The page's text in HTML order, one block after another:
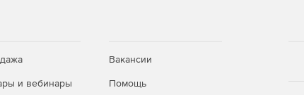
и вебинары
Вакансии
Помощь